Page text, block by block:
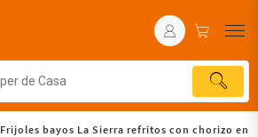
Frijoles bayos La Sierra refritos con chorizo en